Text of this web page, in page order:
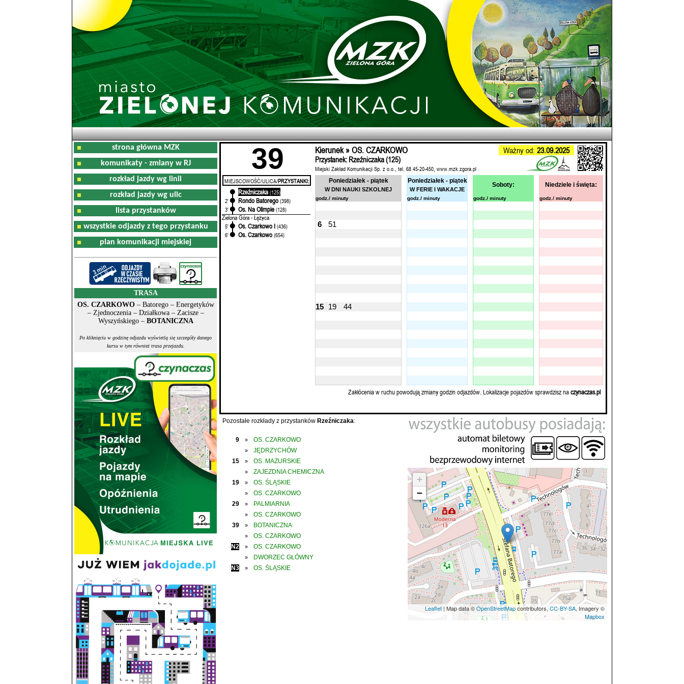
strona główna MZK
komunikaty - zmiany w RJ
rozkład jazdy wg linii
rozkład jazdy wg ulic
lista przystanków
wszystkie odjazdy z tego przystanku
plan komunikacji miejskiej
TRASA
OS. CZARKOWO– Batorego – Energetyków
– Zjednoczenia – Działkowa – Zacisze –
Wyszyńskiego – BOTANICZNA
Po kliknięciu w godzinę odjazdu wyświetlą się szczegóły danego
kursu w tym również trasa przejazdu.
39 Kierunek » OS. CZARKOWO Ważny od: 23.09.2025
Przystanek: Rzeźniczaka (125)
Miejski Zakład Komunikacji Sp. z o.o., tel. 68 45-20-450, www.mzk.zgora.pl
MIEJSCOWOŚĆ/ULICA/PRZYSTANKI:
Rzeźniczaka (125)
2'
Rondo Batorego (398)
3'
Os. Na Olimpie (128)
Zielona Góra - Łężyca
5' Os. Czarkowo I (436)
6'
Os. Czarkowo (654)
Poniedziałek - piątek
W DNI NAUKI SZKOLNEJ
Poniedziałek - piątek
W FERIE I WAKACJE
Soboty: Niedziele i święta:
godz./ minuty godz./ minuty godz./ minuty godz./ minuty
6 51
15 19 44
Zakłócenia w ruchu powodują zmiany godzin odjazdów. Lokalizacje pojazdów sprawdzisz naczynaczas.pl
Pozostałe rozkłady z przystanków Rzeźniczaka:
9 » OS. CZARKOWO
»
JĘDRZYCHÓW
15
» OS. MAZURSKIE
»
ZAJEZDNIA CHEMICZNA
19
» OS. ŚLĄSKIE
»
OS. CZARKOWO
29
» PALMIARNIA
»
OS. CZARKOWO
39
» BOTANICZNA
»
OS. CZARKOWO
N2
» OS. CZARKOWO
»
DWORZEC GŁÓWNY
N3
» OS. ŚLĄSKIE
+
−
Leaflet| Map data ©OpenStreetMapcontributors, CC-BY-SA, Imagery ©
Mapbox